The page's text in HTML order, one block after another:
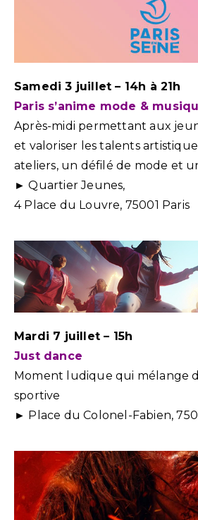
Samedi 3 juillet – 14h à 21h
Paris s’anime mode &
Après-midi permettant aux
et valoriser les talents
ateliers, un défilé de mode et
► Quartier Jeunes,
4 Place du Louvre, 75001 Paris
Mardi 7 juillet – 15h
Just dance
Moment ludique qui mélange
sportive
► Place du Colonel-Fabien,